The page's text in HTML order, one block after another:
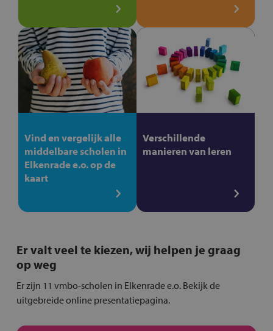
Vind en vergelijk alle
middelbare scholen in
Elkenrade e.o. op de
kaart
Verschillende
manieren van leren
Er valt veel te kiezen, wij helpen je graag
op weg
Er zijn 11 vmbo-scholen in Elkenrade e.o. Bekijk de
uitgebreide online presentatiepagina.